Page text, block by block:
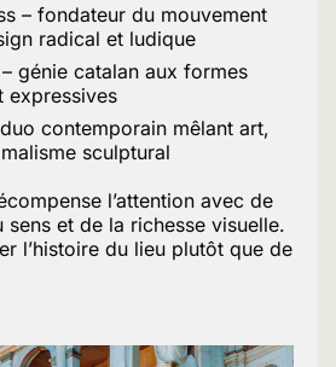
– fondateur du mouvement
radical et ludique
génie catalan aux formes
expressives
contemporain mêlant art,
sculptural
l’attention avec de
sens et de la richesse visuelle.
l’histoire du lieu plutôt que de